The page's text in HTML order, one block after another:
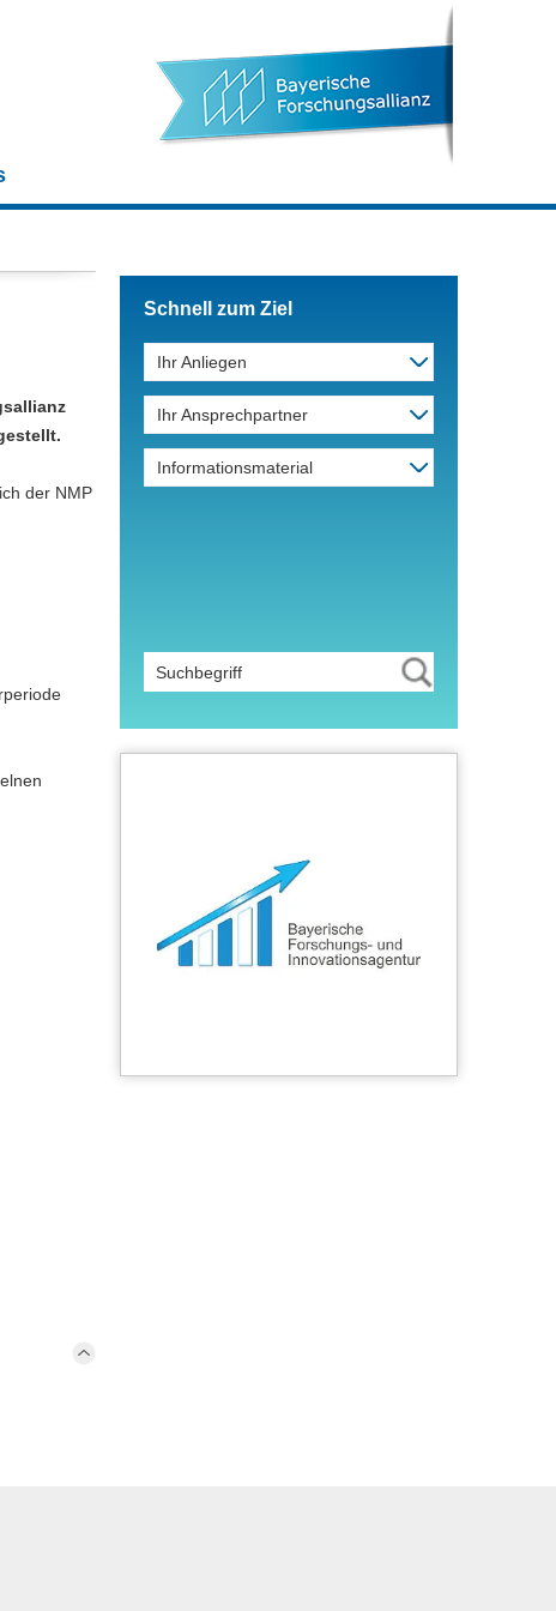
der NMP
Schnell zum Ziel
Ihr Anliegen
Ihr Ansprechpartner
Informationsmaterial